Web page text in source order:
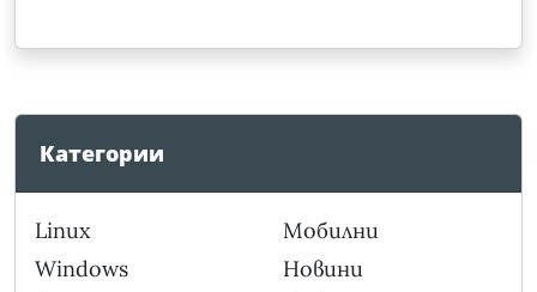
Категории
Linux
Windows
Мобилни
Новини